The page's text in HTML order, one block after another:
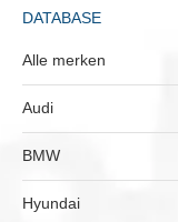
DATABASE
Alle merken
Audi
BMW
Hyundai